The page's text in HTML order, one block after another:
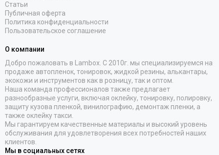
Статьи
Публичная оферта
Политика конфиденциальности
Пользовательское соглашение
О компании
Добро пожаловать в Lambox. С 2010г. мы специализируемся на
продаже автопленок, тонировок, жидкой резины, алькантары,
экокожи и инструментов как в розницу, так и оптом.
Наша команда профессионалов также предлагает
разнообразные услуги, включая оклейку, тонировку, полировку,
защиту кузова пленкой, винилографию, демонтаж пленки, а
также оклейку такси.
Мы гарантируем качественные материалы и высокий уровень
обслуживания для удовлетворения всех потребностей наших
клиентов.
Мы в социальных сетях